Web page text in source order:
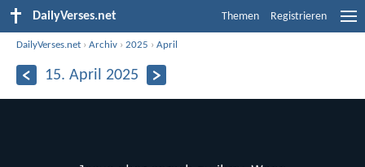
DailyVerses.net Themen Registrieren
DailyVerses.net ›Archiv ›2025 ›April
15. April 2025